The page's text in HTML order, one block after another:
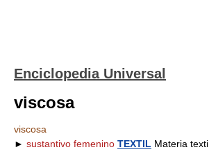
Enciclopedia Universal
viscosa
viscosa
► sustantivo femenino TEXTIL Materia